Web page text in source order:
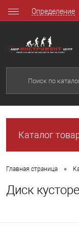
Определение
Каталог
Главная страница •
Диск